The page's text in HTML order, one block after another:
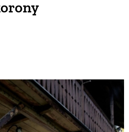
DOM
I OWOCE
OGRODOWE